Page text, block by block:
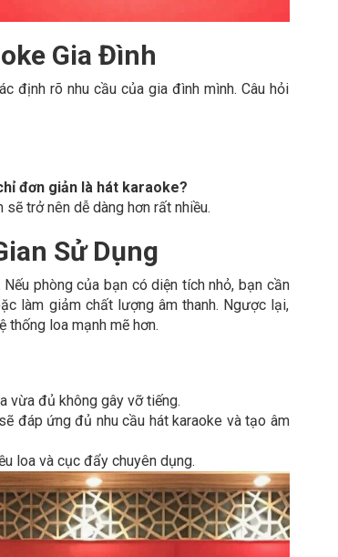
Gia Đình
định rõ nhu cầu của gia đình mình. Câu hỏi
đơn giản là hát karaoke?
trở nên dễ dàng hơn rất nhiều.
Sử Dụng
phòng của bạn có diện tích nhỏ, bạn cần
làm giảm chất lượng âm thanh. Ngược lại,
thống loa mạnh mẽ hơn.
vừa đủ không gây vỡ tiếng.
đáp ứng đủ nhu cầu hát karaoke và tạo âm
loa và cục đẩy chuyên dụng.